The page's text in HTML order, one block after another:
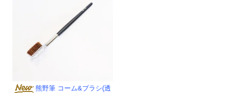
熊野筆 コーム&ブラシ(透